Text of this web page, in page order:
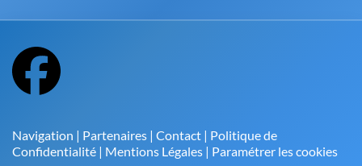
Navigation | Partenaires | Contact | Politique de
Confidentialité | Mentions Légales | Paramétrer les cookies